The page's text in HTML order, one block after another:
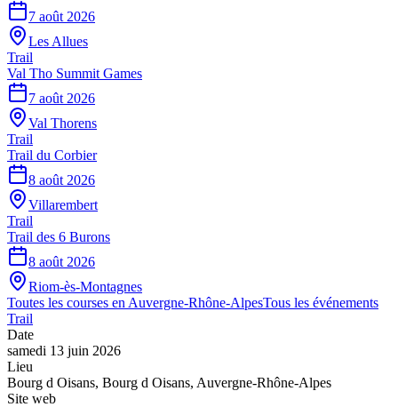
7 août 2026
Les Allues
Trail
Val Tho Summit Games
7 août 2026
Val Thorens
Trail
Trail du Corbier
8 août 2026
Villarembert
Trail
Trail des 6 Burons
8 août 2026
Riom-ès-Montagnes
Toutes les courses en Auvergne-Rhône-AlpesTous les événements
Trail
Date
samedi 13 juin 2026
Lieu
Bourg d Oisans, Bourg d Oisans, Auvergne-Rhône-Alpes
Site web